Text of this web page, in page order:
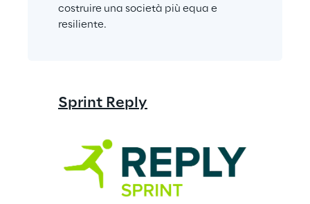
costruire una società più equa e
resiliente.
Sprint Reply